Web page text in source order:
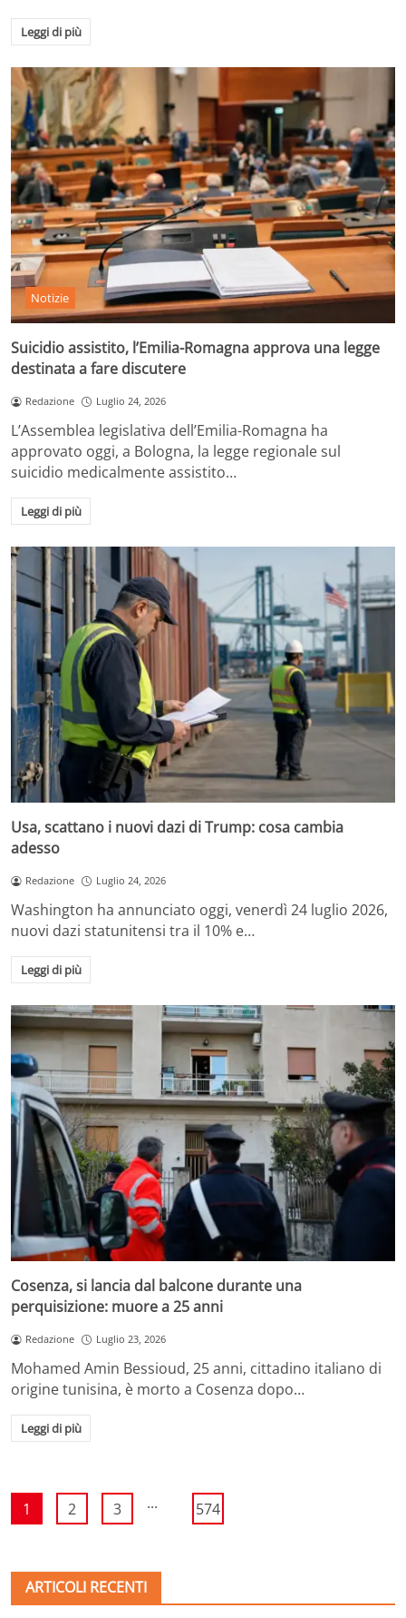
Leggi di più
Notizie
Suicidio assistito, l’Emilia-Romagna approva una legge
destinata a fare discutere
Redazione Luglio 24, 2026
L’Assemblea legislativa dell’Emilia-Romagna ha
approvato oggi, a Bologna, la legge regionale sul
suicidio medicalmente assistito…
Leggi di più
Usa, scattano i nuovi dazi di Trump: cosa cambia
adesso
Redazione Luglio 24, 2026
Washington ha annunciato oggi, venerdì 24 luglio 2026,
nuovi dazi statunitensi tra il 10% e…
Leggi di più
Cosenza, si lancia dal balcone durante una
perquisizione: muore a 25 anni
Redazione Luglio 23, 2026
Mohamed Amin Bessioud, 25 anni, cittadino italiano di
origine tunisina, è morto a Cosenza dopo…
Leggi di più
1 2 3 ... 574
ARTICOLI RECENTI